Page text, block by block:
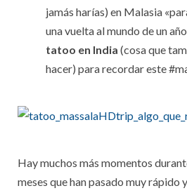
jamás harías) en Malasia
una vuelta al mundo de un
tatoo en India (cosa que
hacer) para recordar este
Hay muchos más momentos
meses que han pasado muy rápido